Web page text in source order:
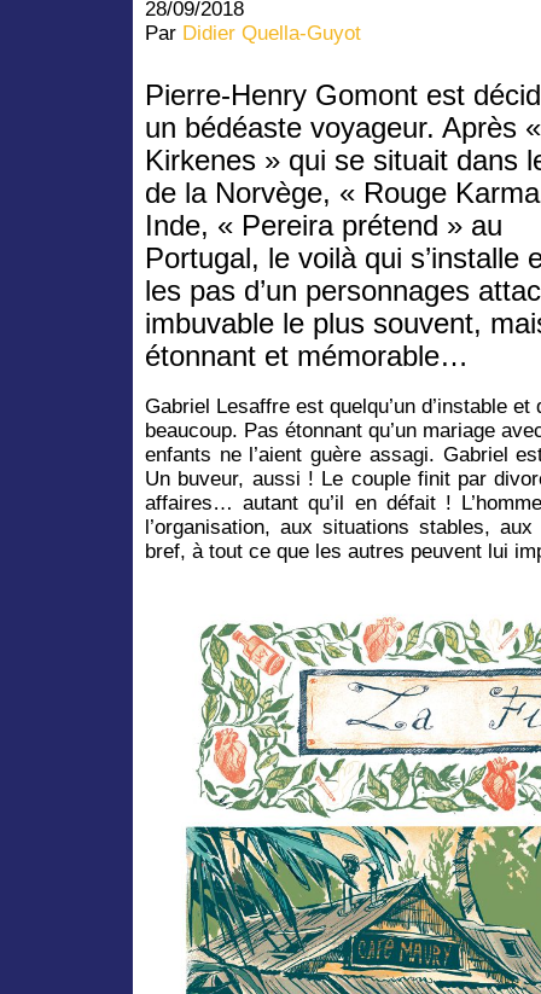
28/09/2018
Par Didier Quella-Guyot
Pierre-Henry Gomont est
un bédéaste voyageur. Après «
Kirkenes » qui se situait dans
de la Norvège, « Rouge
Inde, « Pereira prétend » au
Portugal, le voilà qui s’installe
les pas d’un personnages
imbuvable le plus souvent,
étonnant et mémorable…
Gabriel Lesaffre est quelqu’un d’instable et
beaucoup. Pas étonnant qu’un mariage
enfants ne l’aient guère assagi. Gabriel
Un buveur, aussi ! Le couple finit par
affaires… autant qu’il en défait !
l’organisation, aux situations stables,
bref, à tout ce que les autres peuvent lui